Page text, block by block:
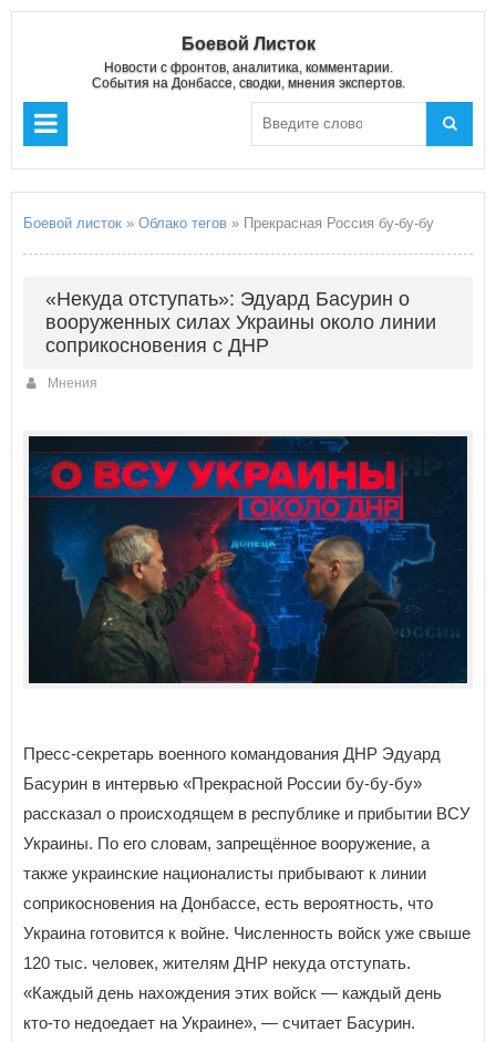
Боевой Листок
Новости с фронтов, аналитика, комментарии.
События на Донбассе, сводки, мнения экспертов.
Боевой листок » Облако тегов » Прекрасная Россия бу-бу-бу
«Некуда отступать»: Эдуард Басурин о
вооруженных силах Украины около линии
соприкосновения с ДНР
Мнения
Пресс-секретарь военного командования ДНР Эдуард
Басурин в интервью «Прекрасной России бу-бу-бу»
рассказал о происходящем в республике и прибытии ВСУ
Украины. По его словам, запрещённое вооружение, а
также украинские националисты прибывают к линии
соприкосновения на Донбассе, есть вероятность, что
Украина готовится к войне. Численность войск уже свыше
120 тыс. человек, жителям ДНР некуда отступать.
«Каждый день нахождения этих войск — каждый день
кто-то недоедает на Украине», — считает Басурин.